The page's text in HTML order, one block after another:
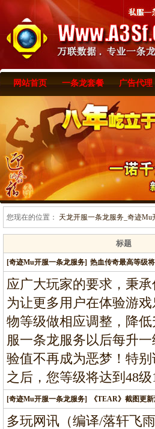
网站首页 一条龙套餐 广告代理
您现在的位置： 天龙开服一条龙服务_奇迹Mu
标题
[奇迹Mu开服一条龙服务] 热血传奇最高等级
应广大玩家的要求，秉
为让更多用户在体验游
物等级做相应调整，降
服一条龙服务以后每升
验值不再成为恶梦！特
之后，您等级将达到48
[奇迹Mu开服一条龙服务] 《TEAR》截图更
多玩网讯（编译/落轩飞